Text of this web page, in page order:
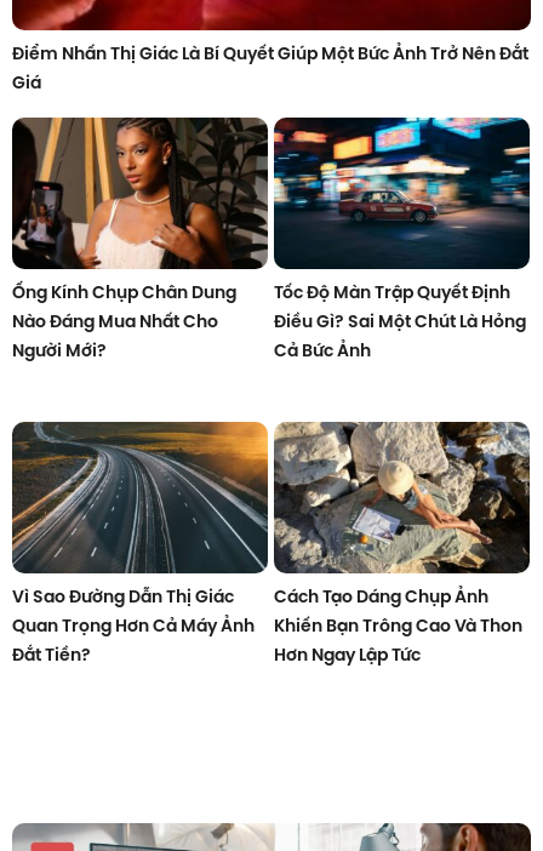
Điểm Nhấn Thị Giác Là Bí Quyết Giúp Một Bức Ảnh Trở Nên Đắt
Giá
Ống Kính Chụp Chân Dung
Nào Đáng Mua Nhất Cho
Người Mới?
Tốc Độ Màn Trập Quyết Định
Điều Gì? Sai Một Chút Là Hỏng
Cả Bức Ảnh
Vì Sao Đường Dẫn Thị Giác
Quan Trọng Hơn Cả Máy Ảnh
Đắt Tiền?
Cách Tạo Dáng Chụp Ảnh
Khiến Bạn Trông Cao Và Thon
Hơn Ngay Lập Tức